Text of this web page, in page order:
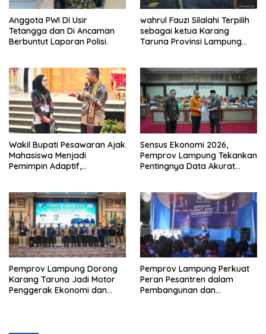
Anggota PWI DI Usir
Tetangga dan Di Ancaman
Berbuntut Laporan Polisi.
wahrul Fauzi Silalahi Terpilih
sebagai ketua Karang
Taruna Provinsi Lampung
Wakil Bupati Pesawaran Ajak
Mahasiswa Menjadi
Pemimpin Adaptif,
Sensus Ekonomi 2026,
Pemprov Lampung Tekankan
Pentingnya Data Akurat
Pemprov Lampung Dorong
Karang Taruna Jadi Motor
Penggerak Ekonomi dan
Pemprov Lampung Perkuat
Peran Pesantren dalam
Pembangunan dan